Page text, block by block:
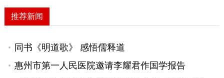
推荐新闻
同书《明道歌》 感悟儒释道
惠州市第一人民医院邀请李耀君作国学报告